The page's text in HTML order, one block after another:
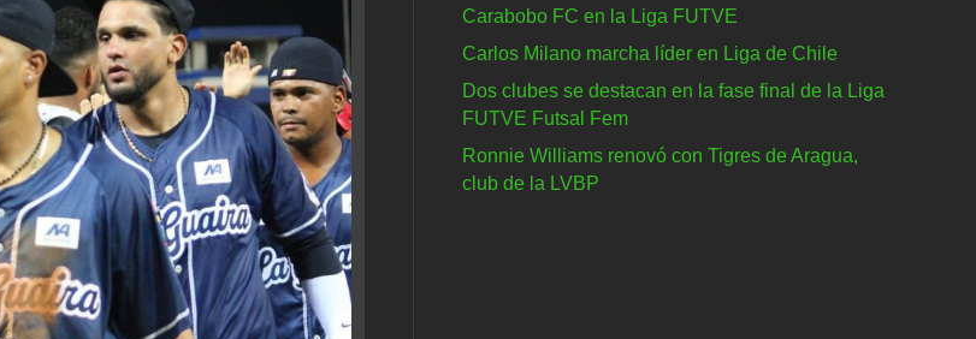
Carabobo FC en la Liga FUTVE
Carlos Milano marcha líder en Liga de Chile
Dos clubes se destacan en la fase final de la Liga
FUTVE Futsal Fem
Ronnie Williams renovó con Tigres de Aragua,
club de la LVBP